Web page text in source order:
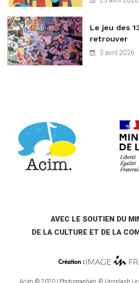
Le jeu des
retrouver
3 avril 2026
AVEC LE SOUTIEN DU
DE LA CULTURE ET DE LA
Acim © 2020 I Photographies © Unsplash